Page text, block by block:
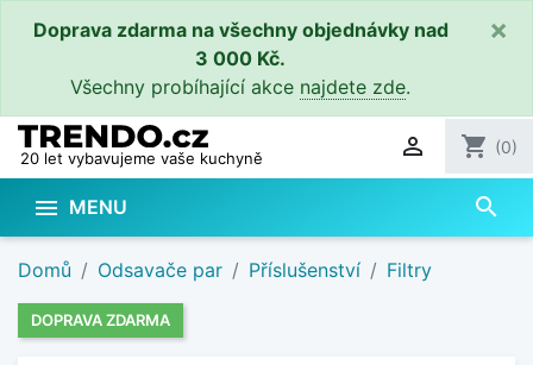
Doprava zdarma na všechny objednávky nad
3 000 Kč.
Všechny probíhající akce najdete zde.
×
20 let vybavujeme vaše kuchyně  shopping_cart (0)
 MENU search
Domů Odsavače par Příslušenství Filtry
DOPRAVA ZDARMA